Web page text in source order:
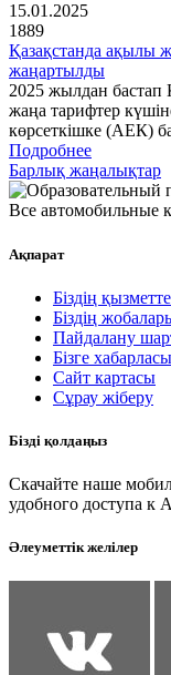
15.01.2025
1889
Қазақстанда ақылы
жаңартылды
2025 жылдан бастап
жаңа тарифтер
көрсеткішке (АЕК)
Подробнее
Барлық жаңалықтар
Все автомобильные
Ақпарат
Біздің
Біздің
Пайдалану
Бізге
Сайт картасы
Сұрау жіберу
Бізді қолдаңыз
Скачайте наше
удобного доступа к
Әлеуметтік желілер